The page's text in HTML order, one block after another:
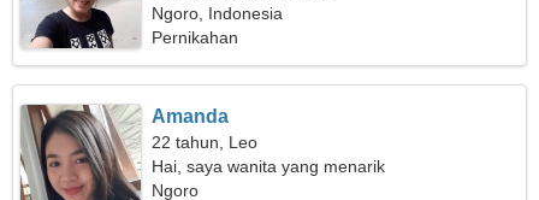
Ngoro, Indonesia
Pernikahan
Amanda
22 tahun, Leo
Hai, saya wanita yang menarik
Ngoro